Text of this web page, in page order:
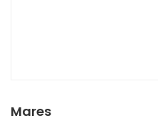
Mares